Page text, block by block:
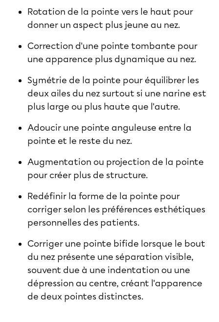
Rotation de la pointe vers le haut pour
donner un aspect plus jeune au nez.
Correction d'une pointe tombante pour
une apparence plus dynamique au nez.
Symétrie de la pointe pour équilibrer les
deux ailes du nez surtout si une narine est
plus large ou plus haute que l'autre.
Adoucir une pointe anguleuse entre la
pointe et le reste du nez.
Augmentation ou projection de la pointe
pour créer plus de structure.
Redéfinir la forme de la pointe pour
corriger selon les préférences esthétiques
personnelles des patients.
Corriger une pointe bifide lorsque le bout
du nez présente une séparation visible,
souvent due à une indentation ou une
dépression au centre, créant l'apparence
de deux pointes distinctes.